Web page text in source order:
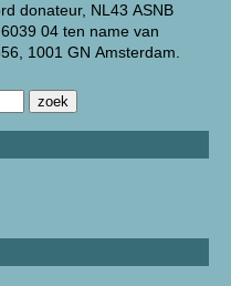
donateur, NL43 ASNB
04 ten name van
1001 GN Amsterdam.